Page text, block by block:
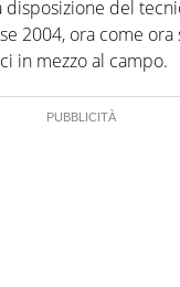
del
2004, ora come
in mezzo al campo.